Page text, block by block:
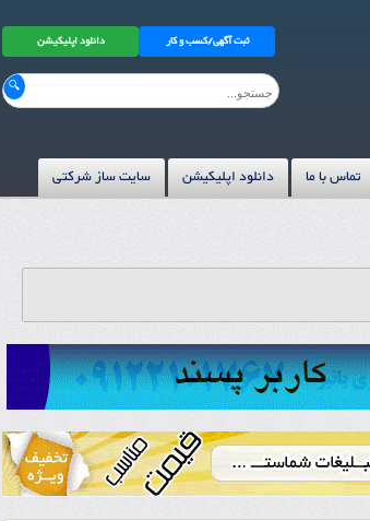
ثبت آگهی/کسب و کار دانلود اپلیکیشن
تماس با ما دانلود اپلیکیشن سایت ساز شرکتی